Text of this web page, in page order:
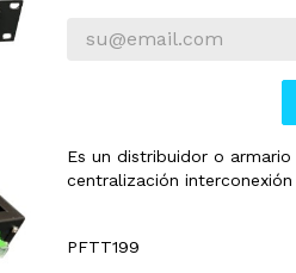
Es un distribuidor o
centralización
PFTT199